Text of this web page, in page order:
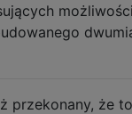
przekonany, że